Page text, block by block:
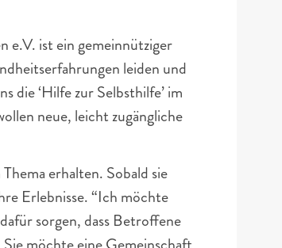
e.V. ist ein gemeinnütziger
leiden und
die ‘Hilfe zur Selbsthilfe’ im
neue, leicht zugängliche
erhalten. Sobald sie
Erlebnisse. “Ich möchte
sorgen, dass Betroffene